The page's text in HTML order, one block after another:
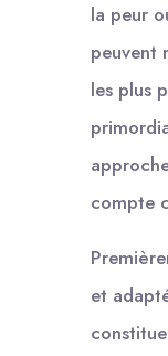
la peur
peuvent
les plus
compte
et